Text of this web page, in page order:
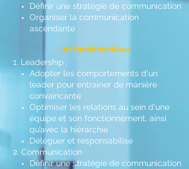
Définir une stratégie de communication
Organiser la communication
ascendante
Les fondamentaux
1. Leadership​
Adopter les comportements d'un
leader pour entrainer de manière
convaincante
Optimiser les relations au sein d'une
équipe et son fonctionnement, ainsi
qu’avec la hiérarchie
Déléguer et responsabilise
2. Communication
Définir une stratégie de communication